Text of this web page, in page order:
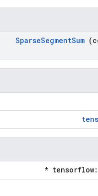
SparseSegmentSum